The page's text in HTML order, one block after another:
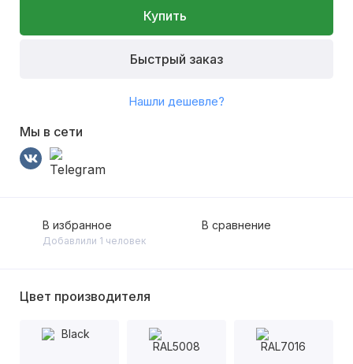
Купить
Быстрый заказ
Нашли дешевле?
Мы в сети
В избранное
Добавлили 1 человек
В сравнение
Цвет производителя